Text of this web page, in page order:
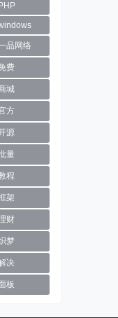
PHP
品网络
费
城
方
源
量
程
架
财
梦
决
板